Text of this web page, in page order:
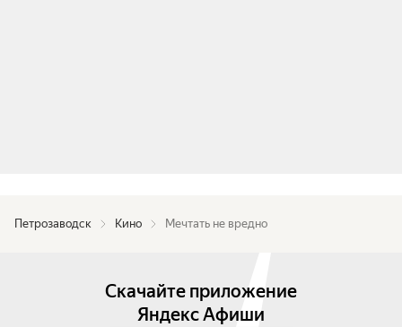
Петрозаводск Кино Мечтать не вредно
Скачайте приложение
Яндекс Афиши